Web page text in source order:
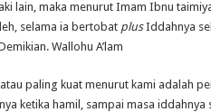
lain, maka menurut Imam Ibnu
selama ia bertobat plusIddahnya
Wallohu A’lam
paling kuat menurut kami adalah
ketika hamil, sampai masa